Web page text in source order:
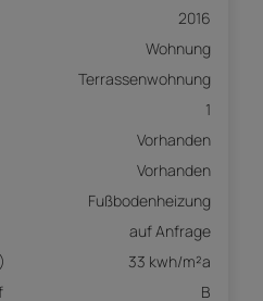
2016
Wohnung
Terrassenwohnung
1
Vorhanden
Vorhanden
Fußbodenheizung
auf Anfrage
33 kwh/m²a
B